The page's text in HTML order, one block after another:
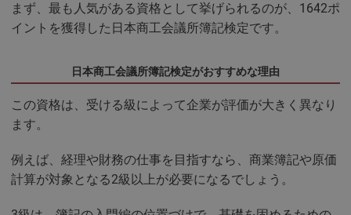
まず、最も人気がある資格として挙げられるのが、1642ポ
イントを獲得した日本商工会議所簿記検定です。
日本商工会議所簿記検定がおすすめな理由
この資格は、受ける級によって企業が評価が大きく異なり
ます。
例えば、経理や財務の仕事を目指すなら、商業簿記や原価
計算が対象となる2級以上が必要になるでしょう。